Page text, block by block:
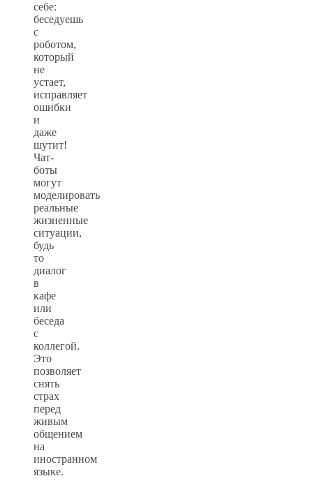
себе:
беседуешь
с
роботом,
который
не
устает,
исправляет
ошибки
и
даже
шутит!
Чат-
боты
могут
моделировать
реальные
жизненные
ситуации,
будь
то
диалог
в
кафе
или
беседа
с
коллегой.
Это
позволяет
снять
страх
перед
живым
общением
на
иностранном
языке.